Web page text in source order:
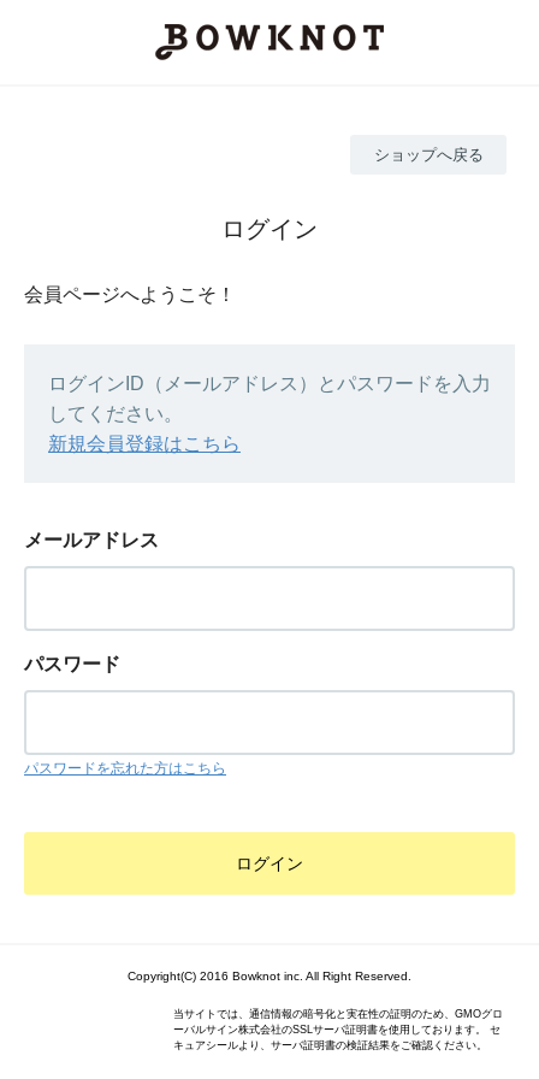
ショップへ戻る
ログイン
会員ページへようこそ！
ログインID（メールアドレス）とパスワードを入力
してください。
新規会員登録はこちら
メールアドレス
パスワード
パスワードを忘れた方はこちら
Copyright(C) 2016 Bowknot inc. All Right Reserved.
当サイトでは、通信情報の暗号化と実在性の証明のため、GMOグロ
ーバルサイン株式会社のSSLサーバ証明書を使用しております。 セ
キュアシールより、サーバ証明書の検証結果をご確認ください。